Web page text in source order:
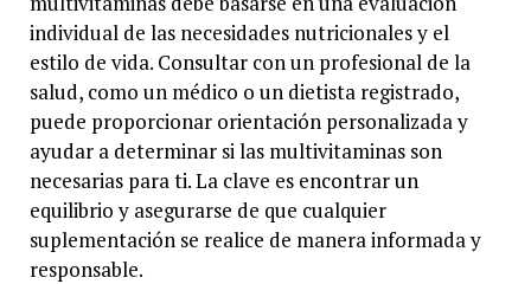
individual de las necesidades nutricionales y el
estilo de vida. Consultar con un profesional de la
salud, como un médico o un dietista registrado,
puede proporcionar orientación personalizada y
ayudar a determinar si las multivitaminas son
necesarias para ti. La clave es encontrar un
equilibrio y asegurarse de que cualquier
suplementación se realice de manera informada y
responsable.